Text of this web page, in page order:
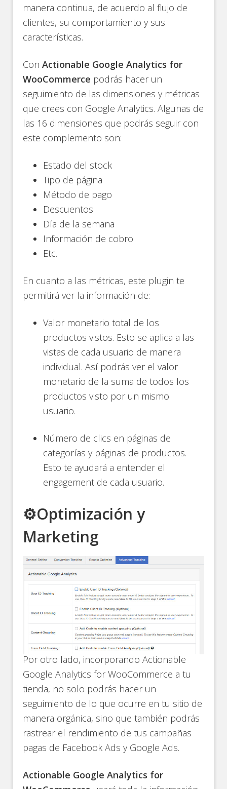
manera continua, de acuerdo al flujo de
clientes, su comportamiento y sus
características.
ConActionable Google Analytics for
WooCommerce podrás hacer un
seguimiento de las dimensiones y métricas
que crees con Google Analytics. Algunas de
las 16 dimensiones que podrás seguir con
este complemento son:
Estado del stock
Tipo de página
Método de pago
Descuentos
Día de la semana
Información de cobro
Etc.
En cuanto a las métricas, este plugin te
permitirá ver la información de:
Valor monetario total de los
productos vistos. Esto se aplica a las
vistas de cada usuario de manera
individual. Así podrás ver el valor
monetario de la suma de todos los
productos visto por un mismo
usuario.
Número de clics en páginas de
categorías y páginas de productos.
Esto te ayudará a entender el
engagement de cada usuario.
⚙️Optimización y
Marketing
Por otro lado, incorporando Actionable
Google Analytics for WooCommerce a tu
tienda, no solo podrás hacer un
seguimiento de lo que ocurre en tu sitio de
manera orgánica, sino que también podrás
rastrear el rendimiento de tus campañas
pagas de Facebook Ads y Google Ads.
Actionable Google Analytics for